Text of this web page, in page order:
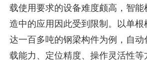
载使用要求的设备难度颇高，智能
造中的应用因此受到限制。以单
达一百多吨的钢梁构件为例，自动
载能力、定位精度、操作灵活性等